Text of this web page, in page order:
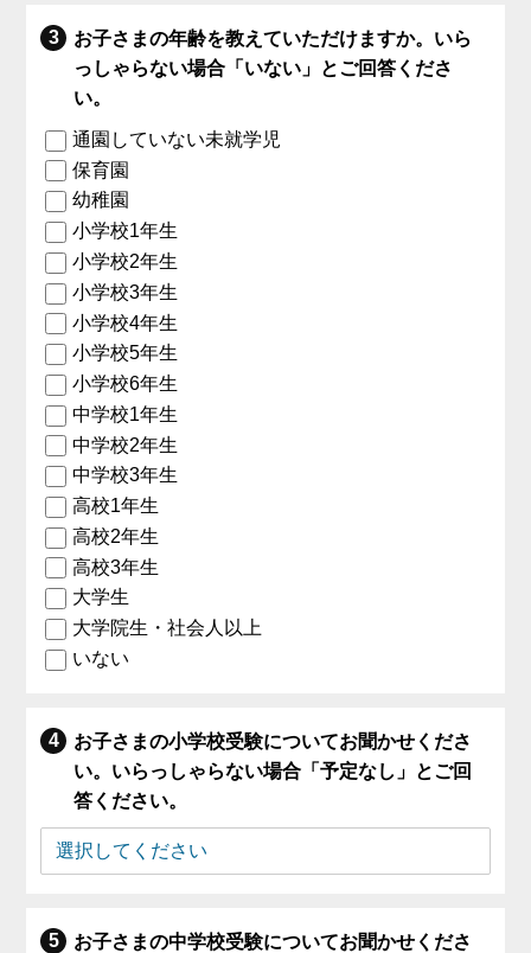
お子さまの年齢を教えていただけますか。いら
っしゃらない場合「いない」とご回答くださ
い。
通園していない未就学児
保育園
幼稚園
小学校1年生
小学校2年生
小学校3年生
小学校4年生
小学校5年生
小学校6年生
中学校1年生
中学校2年生
中学校3年生
高校1年生
高校2年生
高校3年生
大学生
大学院生・社会人以上
いない
お子さまの小学校受験についてお聞かせくださ
い。いらっしゃらない場合「予定なし」とご回
答ください。
お子さまの中学校受験についてお聞かせくださ